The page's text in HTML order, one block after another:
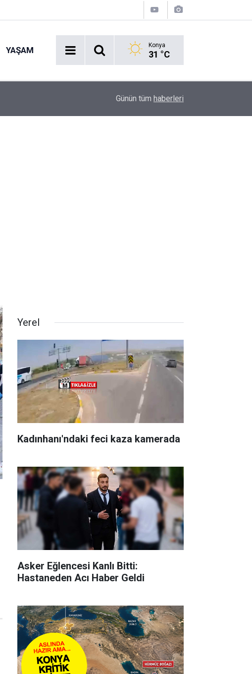
YAŞAM Konya
31 °C
Gözü yaşlı anne 28 yıllık sır perdesinin
Günün tüm haberleri
Yerel
Kadınhanı'ndaki feci kaza kamerada
Asker Eğlencesi Kanlı Bitti:
Hastaneden Acı Haber Geldi